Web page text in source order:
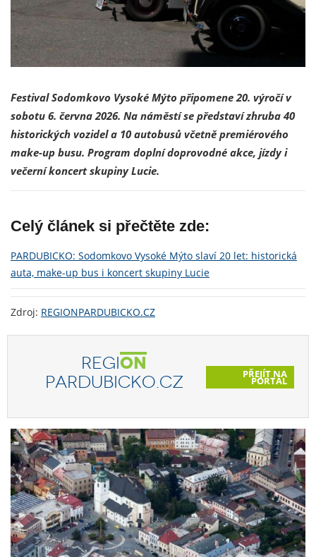
Festival Sodomkovo Vysoké Mýto připomene 20. výročí v
sobotu 6. června 2026. Na náměstí se představí zhruba 40
historických vozidel a 10 autobusů včetně premiérového
make-up busu. Program doplní doprovodné akce, jízdy i
večerní koncert skupiny Lucie.
Celý článek si přečtěte zde:
PARDUBICKO: Sodomkovo Vysoké Mýto slaví 20 let: historická
auta, make-up bus i koncert skupiny Lucie
Zdroj: REGIONPARDUBICKO.CZ
REGION
PARDUBICKO.CZ
PŘEJÍT NA
PORTÁL